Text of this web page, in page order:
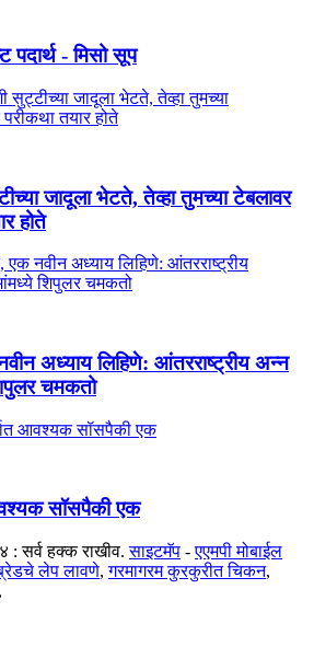
पदार्थ - मिसो सूप
जादूला भेटते, तेव्हा तुमच्या टेबलावर
होते
अध्याय लिहिणे: आंतरराष्ट्रीय अन्न
चमकतो
सॉसपैकी एक
: सर्व हक्क राखीव. साइटमॅप -एएमपी मोबाईल
लेप लावणे,गरमागरम कुरकुरीत चिकन,
,